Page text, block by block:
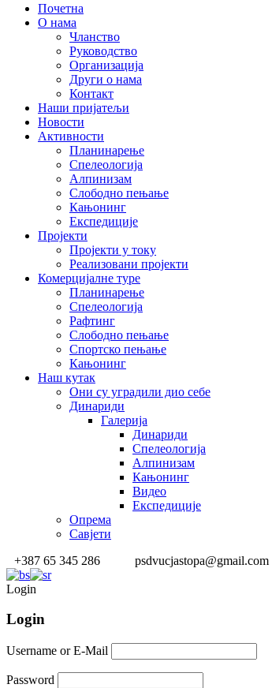
Почетна
О нама
Чланство
Руководство
Организација
Други о нама
Контакт
Наши пријатељи
Новости
Активности
Планинарење
Спелеологија
Алпинизам
Слободно пењање
Кањонинг
Експедиције
Пројекти
Пројекти у току
Реализовани пројекти
Комерцијалне туре
Планинарење
Спелеологија
Рафтинг
Слободно пењање
Спортско пењање
Кањонинг
Наш кутак
Они су уградили дио себе
Динариди
Галерија
Динариди
Спелеологија
Алпинизам
Кањонинг
Видео
Експедиције
Опрема
Савјети
+387 65 345 286
psdvucjastopa@gmail.com
Login
Login
Username or E-Mail
Password